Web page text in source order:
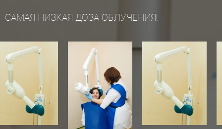
САМАЯ НИЗКАЯ ДОЗА ОБЛУЧЕНИЯ!